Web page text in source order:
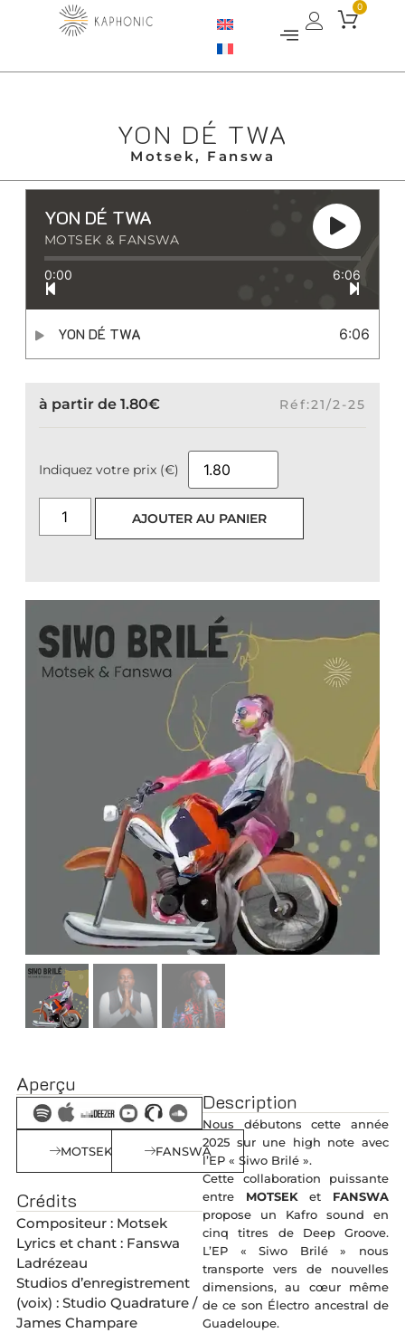
0
Motsek, Fanswa
YON DÉ TWA
YON DÉ TWA
MOTSEK & FANSWA
0:00 6:06
YON DÉ TWA 6:06
à partir de 1.80€ Réf:21/2-25
Indiquez votre prix (€)
AJOUTER AU PANIER
Aperçu
MOTSEK FANSWA
Crédits
Compositeur : Motsek
Lyrics et chant : Fanswa
Ladrézeau
Studios d’enregistrement
(voix) : Studio Quadrature /
James Champare
Description
Nous débutons cette année
2025 sur une high note avec
l’EP « Siwo Brilé ».
Cette collaboration puissante
entre MOTSEKet FANSWA
propose un Kafro sound en
cinq titres de Deep Groove.
L’EP « Siwo Brilé » nous
transporte vers de nouvelles
dimensions, au cœur même
de ce son Électro ancestral de
Guadeloupe.